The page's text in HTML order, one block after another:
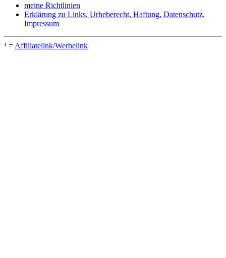
meine Richtlinien
Erklärung zu Links, Urheberecht, Haftung, Datenschutz,
Impressum
¹ = Affiliatelink/Werbelink